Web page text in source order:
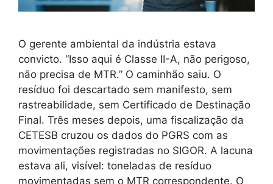
O gerente ambiental da indústria estava
convicto. “Isso aqui é Classe II-A, não perigoso,
não precisa de MTR.” O caminhão saiu. O
resíduo foi descartado sem manifesto, sem
rastreabilidade, sem Certificado de Destinação
Final. Três meses depois, uma fiscalização da
CETESB cruzou os dados do PGRS com as
movimentações registradas no SIGOR. A lacuna
estava ali, visível: toneladas de resíduo
movimentadas sem o MTR correspondente. O